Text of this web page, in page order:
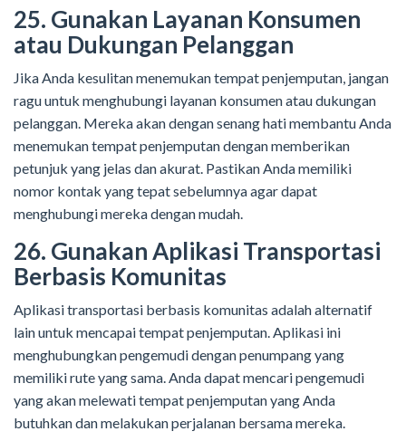
25. Gunakan Layanan Konsumen
atau Dukungan Pelanggan
Jika Anda kesulitan menemukan tempat penjemputan, jangan
ragu untuk menghubungi layanan konsumen atau dukungan
pelanggan. Mereka akan dengan senang hati membantu Anda
menemukan tempat penjemputan dengan memberikan
petunjuk yang jelas dan akurat. Pastikan Anda memiliki
nomor kontak yang tepat sebelumnya agar dapat
menghubungi mereka dengan mudah.
26. Gunakan Aplikasi Transportasi
Berbasis Komunitas
Aplikasi transportasi berbasis komunitas adalah alternatif
lain untuk mencapai tempat penjemputan. Aplikasi ini
menghubungkan pengemudi dengan penumpang yang
memiliki rute yang sama. Anda dapat mencari pengemudi
yang akan melewati tempat penjemputan yang Anda
butuhkan dan melakukan perjalanan bersama mereka.